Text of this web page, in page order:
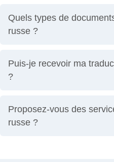
Quels types de
russe ?
Puis-je recevoir ma
?
Proposez-vous des
russe ?